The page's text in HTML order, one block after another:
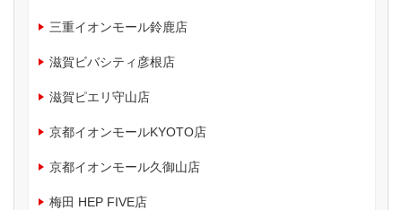
三重イオンモール鈴鹿店
滋賀ビバシティ彦根店
滋賀ピエリ守山店
京都イオンモールKYOTO店
京都イオンモール久御山店
梅田 HEP FIVE店